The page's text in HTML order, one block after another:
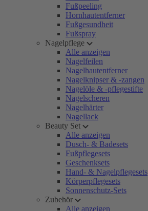
Fußpeeling
Hornhautentferner
Fußgesundheit
Fußspray
Nagelpflege
Alle anzeigen
Nagelfeilen
Nagelhautentferner
Nagelknipser & -zangen
Nagelöle & -pflegestifte
Nagelscheren
Nagelhärter
Nagellack
Beauty Set
Alle anzeigen
Dusch- & Badesets
Fußpflegesets
Geschenksets
Hand- & Nagelpflegesets
Körperpflegesets
Sonnenschutz-Sets
Zubehör
Alle anzeigen